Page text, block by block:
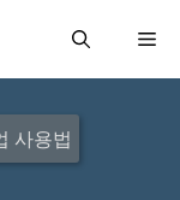
메
사용법